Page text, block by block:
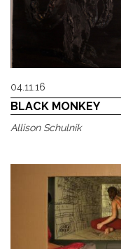
04.11.16
BLACK MONKEY
Allison Schulnik